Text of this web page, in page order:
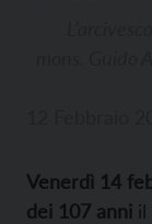
Venerdì 14
dei 107 anni